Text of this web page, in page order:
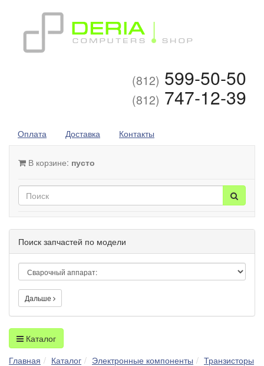
(812) 599-50-50
(812) 747-12-39
Оплата Доставка Контакты
В корзине: пусто
Поиск запчастей по модели
Дальше
Каталог
Главная
Каталог Электронные компоненты Транзисторы